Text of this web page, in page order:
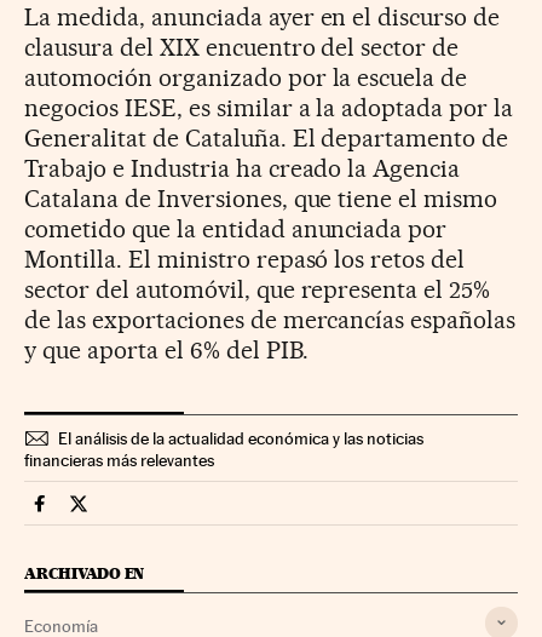
La medida, anunciada ayer en el discurso de
clausura del XIX encuentro del sector de
automoción organizado por la escuela de
negocios IESE, es similar a la adoptada por la
Generalitat de Cataluña. El departamento de
Trabajo e Industria ha creado la Agencia
Catalana de Inversiones, que tiene el mismo
cometido que la entidad anunciada por
Montilla. El ministro repasó los retos del
sector del automóvil, que representa el 25%
de las exportaciones de mercancías españolas
y que aporta el 6% del PIB.
El análisis de la actualidad económica y las noticias
financieras más relevantes
Economia Cinco Días en Facebook
Economia Cinco Días en Twitter
ARCHIVADO EN
Economía